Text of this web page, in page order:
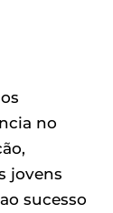
no
jovens
sucesso